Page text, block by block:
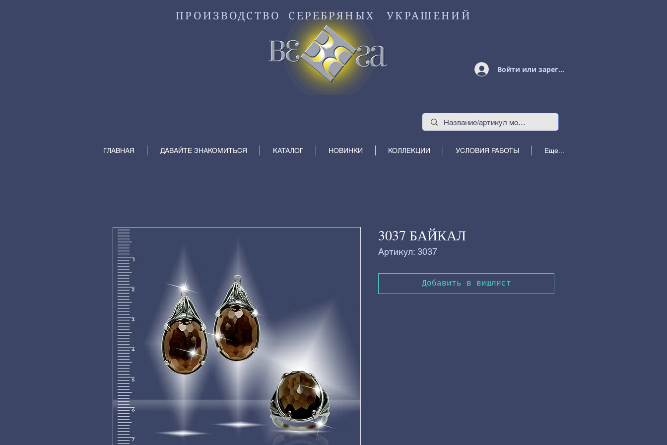
Войти или зарегистрироваться
ПРОИЗВОДСТВО СЕРЕБРЯНЫХ УКРАШЕНИЙ
ГЛАВНАЯ ДАВАЙТЕ ЗНАКОМИТЬСЯ КАТАЛОГ НОВИНКИ КОЛЛЕКЦИИ УСЛОВИЯ РАБОТЫ Еще...
3037 БАЙКАЛ
Артикул: 3037
Добавить в вишлист